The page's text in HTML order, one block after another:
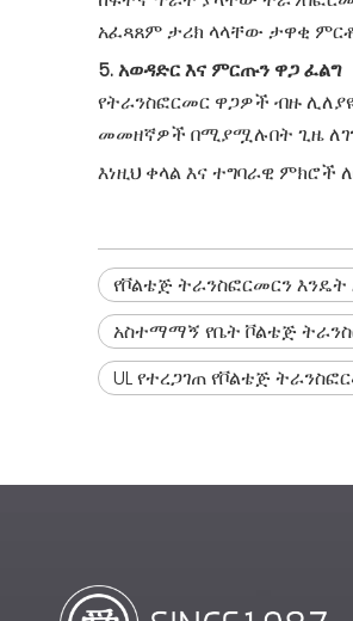
አፈጻጸም ታሪክ ላላቸው ታዋቂ
5. አወዳድር እና ምርጡን ዋጋ ፈልግ
የትራንስፎርመር ዋጋዎች ብዙ
መመዘኛዎች በሚያሟሉበት ጊዜ
እነዚህ ቀላል እና ተግባራዊ
የቮልቴጅ ትራንስፎርመርን
አስተማማኝ የቤት ቮልቴጅ
UL የተረጋገጠ የቮልቴጅ